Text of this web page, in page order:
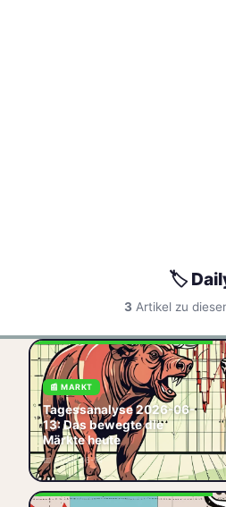
🏷️
3Artikel zu
📰 MARKT
Tagessanalyse 2026-06-
13: Das bewegte die
Märkte heute
📅 2026-06-14